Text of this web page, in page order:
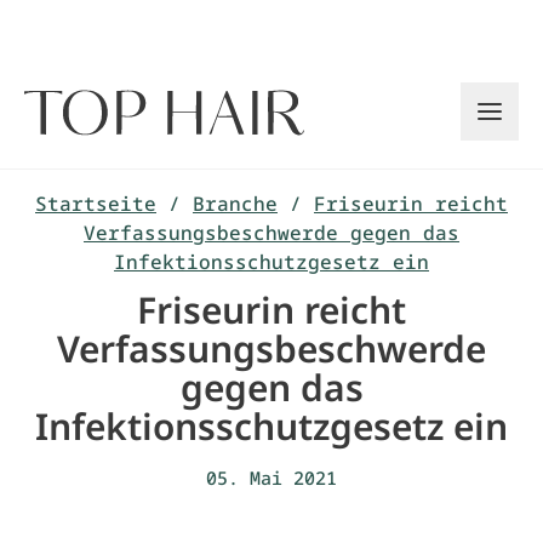
Startseite / Branche / Friseurin reicht
Verfassungsbeschwerde gegen das
Infektionsschutzgesetz ein
Friseurin reicht
Verfassungsbeschwerde
gegen das
Infektionsschutzgesetz ein
05. Mai 2021